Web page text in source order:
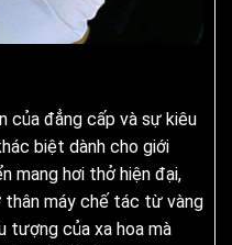
của đẳng cấp và sự kiêu
biệt dành cho giới
mang hơi thở hiện đại,
thân máy chế tác từ vàng
tượng của xa hoa mà